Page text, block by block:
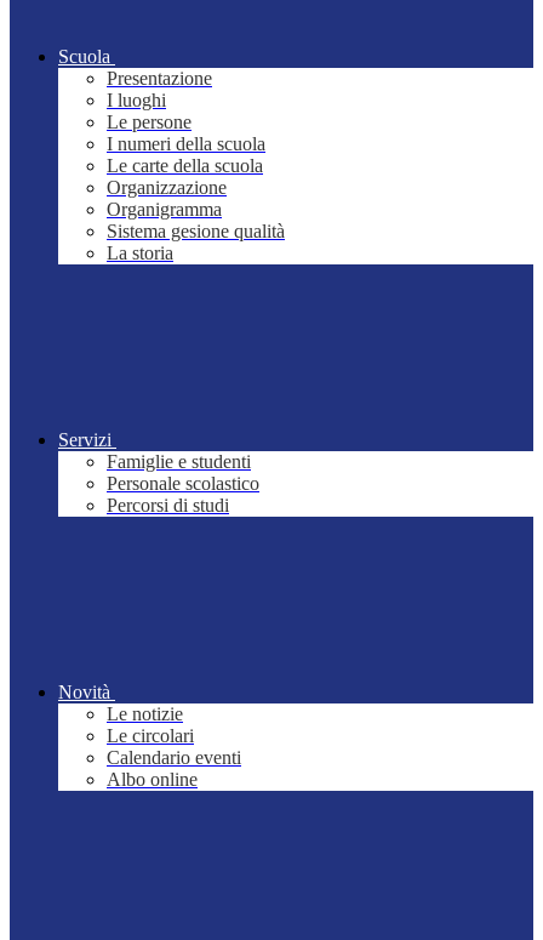
Scuola
Presentazione
I luoghi
Le persone
I numeri della scuola
Le carte della scuola
Organizzazione
Organigramma
Sistema gesione qualità
La storia
Servizi
Famiglie e studenti
Personale scolastico
Percorsi di studi
Novità
Le notizie
Le circolari
Calendario eventi
Albo online